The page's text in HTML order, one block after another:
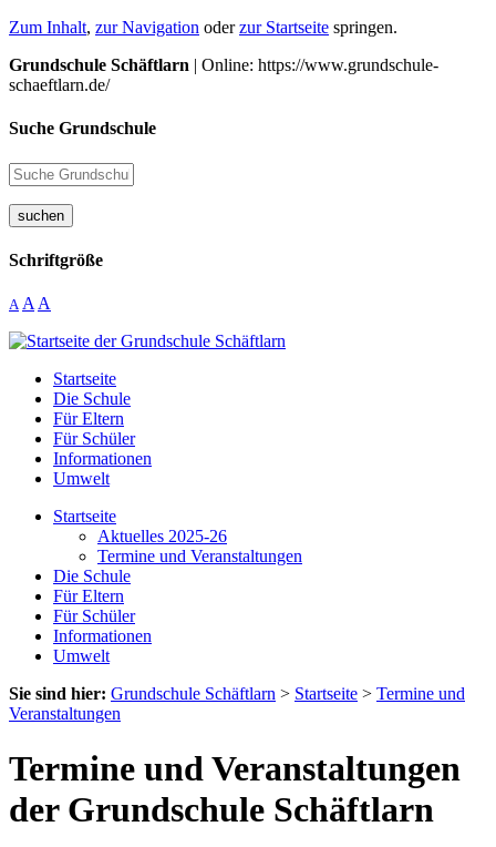
Zum Inhalt, zur Navigation oderzur Startseite springen.
Grundschule Schäftlarn | Online: https://www.grundschule-
schaeftlarn.de/
Suche Grundschule
suchen
Schriftgröße
A A A
Startseite
Die Schule
Für Eltern
Für Schüler
Informationen
Umwelt
Startseite
Aktuelles 2025-26
Termine und Veranstaltungen
Die Schule
Für Eltern
Für Schüler
Informationen
Umwelt
Sie sind hier: Grundschule Schäftlarn > Startseite > Termine und
Veranstaltungen
Termine und Veranstaltungen
der Grundschule Schäftlarn